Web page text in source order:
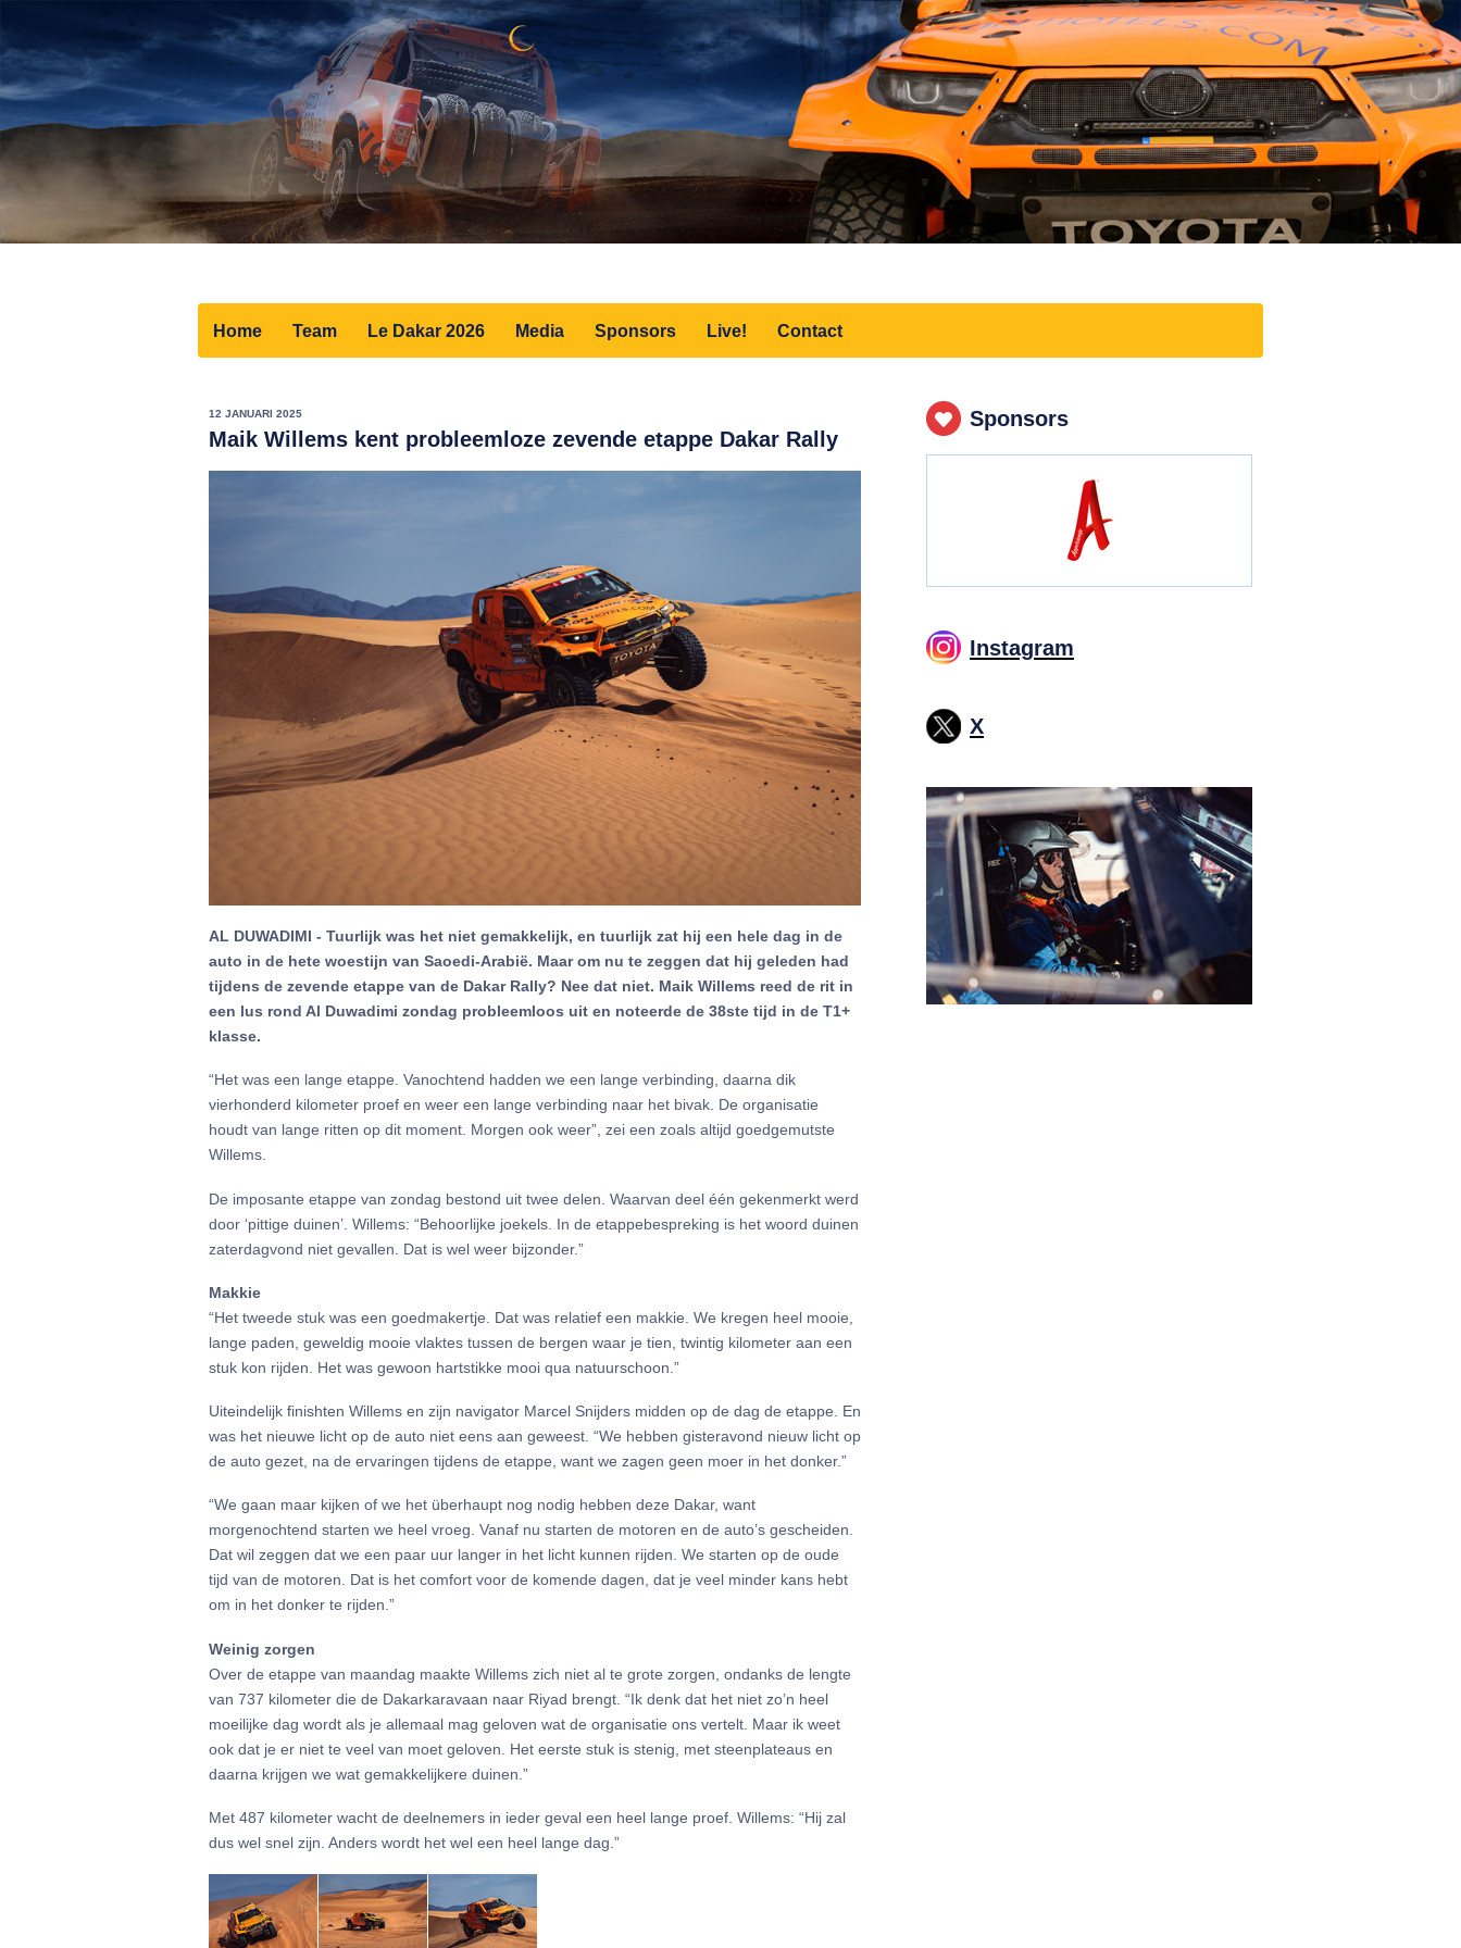
Home Team Le Dakar 2026 Media Sponsors Live! Contact
12 JANUARI 2025
Maik Willems kent probleemloze zevende etappe Dakar Rally
AL DUWADIMI - Tuurlijk was het niet gemakkelijk, en tuurlijk zat hij een hele dag in de
auto in de hete woestijn van Saoedi-Arabië. Maar om nu te zeggen dat hij geleden had
tijdens de zevende etappe van de Dakar Rally? Nee dat niet. Maik Willems reed de rit in
een lus rond Al Duwadimi zondag probleemloos uit en noteerde de 38ste tijd in de T1+
klasse.
“Het was een lange etappe. Vanochtend hadden we een lange verbinding, daarna dik
vierhonderd kilometer proef en weer een lange verbinding naar het bivak. De organisatie
houdt van lange ritten op dit moment. Morgen ook weer”, zei een zoals altijd goedgemutste
Willems.
De imposante etappe van zondag bestond uit twee delen. Waarvan deel één gekenmerkt werd
door ‘pittige duinen’. Willems: “Behoorlijke joekels. In de etappebespreking is het woord duinen
zaterdagvond niet gevallen. Dat is wel weer bijzonder.”
Makkie
“Het tweede stuk was een goedmakertje. Dat was relatief een makkie. We kregen heel mooie,
lange paden, geweldig mooie vlaktes tussen de bergen waar je tien, twintig kilometer aan een
stuk kon rijden. Het was gewoon hartstikke mooi qua natuurschoon.”
Uiteindelijk finishten Willems en zijn navigator Marcel Snijders midden op de dag de etappe. En
was het nieuwe licht op de auto niet eens aan geweest. “We hebben gisteravond nieuw licht op
de auto gezet, na de ervaringen tijdens de etappe, want we zagen geen moer in het donker.”
“We gaan maar kijken of we het überhaupt nog nodig hebben deze Dakar, want
morgenochtend starten we heel vroeg. Vanaf nu starten de motoren en de auto’s gescheiden.
Dat wil zeggen dat we een paar uur langer in het licht kunnen rijden. We starten op de oude
tijd van de motoren. Dat is het comfort voor de komende dagen, dat je veel minder kans hebt
om in het donker te rijden.”
Weinig zorgen
Over de etappe van maandag maakte Willems zich niet al te grote zorgen, ondanks de lengte
van 737 kilometer die de Dakarkaravaan naar Riyad brengt. “Ik denk dat het niet zo’n heel
moeilijke dag wordt als je allemaal mag geloven wat de organisatie ons vertelt. Maar ik weet
ook dat je er niet te veel van moet geloven. Het eerste stuk is stenig, met steenplateaus en
daarna krijgen we wat gemakkelijkere duinen.”
Met 487 kilometer wacht de deelnemers in ieder geval een heel lange proef. Willems: “Hij zal
dus wel snel zijn. Anders wordt het wel een heel lange dag.”
Sponsors
Instagram
X